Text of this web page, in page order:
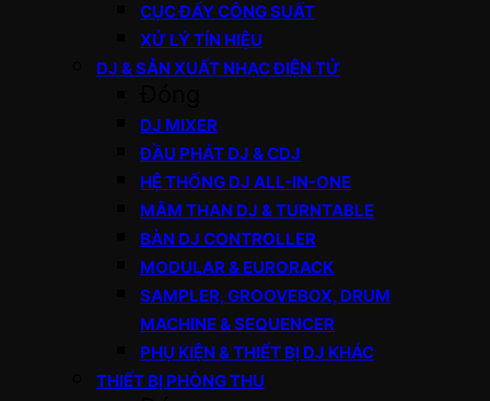
CỤC ĐẨY CÔNG SUẤT
XỬ LÝ TÍN HIỆU
DJ & SẢN XUẤT NHẠC ĐIỆN TỬ
DJ MIXER
ĐẦU PHÁT DJ & CDJ
HỆ THỐNG DJ ALL-IN-ONE
MÂM THAN DJ & TURNTABLE
BÀN DJ CONTROLLER
MODULAR & EURORACK
SAMPLER, GROOVEBOX, DRUM
MACHINE & SEQUENCER
PHỤ KIỆN & THIẾT BỊ DJ KHÁC
THIẾT BỊ PHÒNG THU